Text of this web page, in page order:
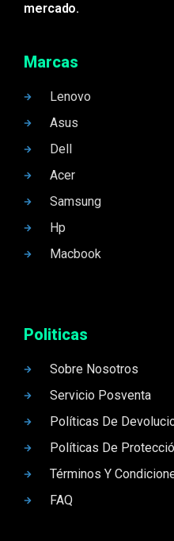
mercado.
Marcas
Lenovo
Asus
Dell
Acer
Samsung
Hp
Macbook
Politicas
Sobre Nosotros
Servicio Posventa
Políticas De
Políticas De
Términos Y
FAQ